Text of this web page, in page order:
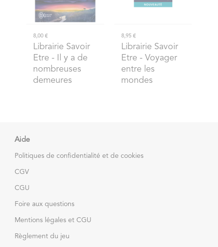
8,00 €
Librairie Savoir
Etre - Il y a de
nombreuses
demeures
8,95 €
Librairie Savoir
Etre - Voyager
entre les
mondes
Aide
Politiques de confidentialité et de cookies
CGV
CGU
Foire aux questions
Mentions légales et CGU
Règlement du jeu